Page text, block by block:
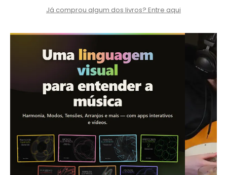
Já comprou algum dos livros? Entre aqui